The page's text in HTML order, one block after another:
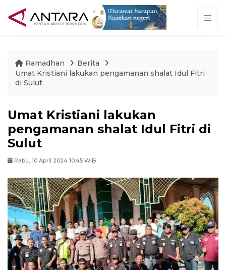
Ramadhan
Berita
Umat Kristiani lakukan pengamanan shalat Idul Fitri
di Sulut
Umat Kristiani lakukan
pengamanan shalat Idul Fitri di
Sulut
Rabu, 10 April 2024 10:45 WIB